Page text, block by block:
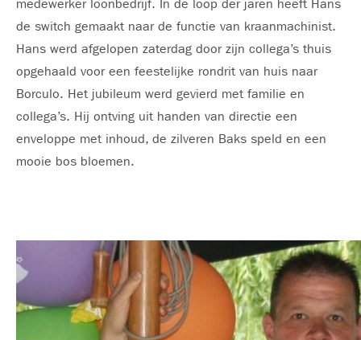
medewerker loonbedrijf. In de loop der jaren heeft Hans
de switch gemaakt naar de functie van kraanmachinist.
Hans werd afgelopen zaterdag door zijn collega’s thuis
opgehaald voor een feestelijke rondrit van huis naar
Borculo. Het jubileum werd gevierd met familie en
collega’s. Hij ontving uit handen van directie een
enveloppe met inhoud, de zilveren Baks speld en een
mooie bos bloemen.